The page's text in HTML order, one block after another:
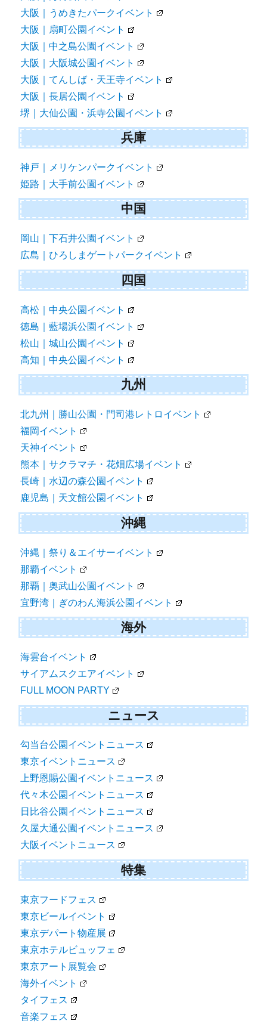
大阪｜うめきたパークイベント
大阪｜扇町公園イベント
大阪｜中之島公園イベント
大阪｜大阪城公園イベント
大阪｜てんしば・天王寺イベント
大阪｜長居公園イベント
堺｜大仙公園・浜寺公園イベント
兵庫
神戸｜メリケンパークイベント
姫路｜大手前公園イベント
中国
岡山｜下石井公園イベント
広島｜ひろしまゲートパークイベント
四国
高松｜中央公園イベント
徳島｜藍場浜公園イベント
松山｜城山公園イベント
高知｜中央公園イベント
九州
北九州｜勝山公園・門司港レトロイベント
福岡イベント
天神イベント
熊本｜サクラマチ・花畑広場イベント
長崎｜水辺の森公園イベント
鹿児島｜天文館公園イベント
沖縄
沖縄｜祭り＆エイサーイベント
那覇イベント
那覇｜奥武山公園イベント
宜野湾｜ぎのわん海浜公園イベント
海外
海雲台イベント
サイアムスクエアイベント
FULL MOON PARTY
ニュース
勾当台公園イベントニュース
東京イベントニュース
上野恩賜公園イベントニュース
代々木公園イベントニュース
日比谷公園イベントニュース
久屋大通公園イベントニュース
大阪イベントニュース
特集
東京フードフェス
東京ビールイベント
東京デパート物産展
東京ホテルビュッフェ
東京アート展覧会
海外イベント
タイフェス
音楽フェス